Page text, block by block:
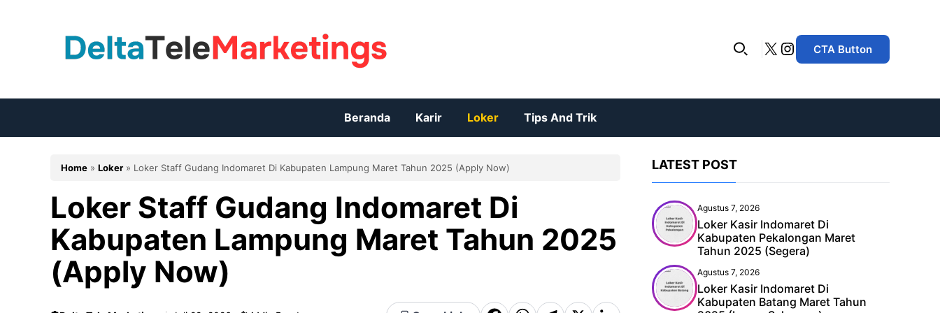
X Instagram
CTA Button
Beranda Karir Loker Tips And Trik
Home » Loker » Loker Staff Gudang Indomaret Di Kabupaten Lampung Maret Tahun 2025 (Apply Now)
Loker Staff Gudang Indomaret Di
Kabupaten Lampung Maret Tahun 2025
(Apply Now)
LATEST POST
Agustus 7, 2026
Loker Kasir Indomaret Di
Kabupaten Pekalongan Maret
Tahun 2025 (Segera)
Agustus 7, 2026
Loker Kasir Indomaret Di
Kabupaten Batang Maret Tahun